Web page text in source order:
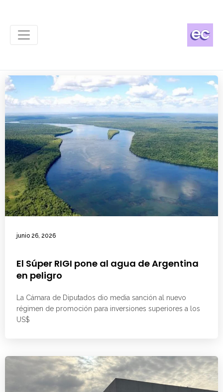
junio 26, 2026
El Súper RIGI pone al agua de Argentina
en peligro
La Cámara de Diputados dio media sanción al nuevo
régimen de promoción para inversiones superiores a los
US$